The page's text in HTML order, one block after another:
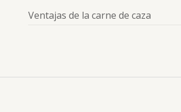
Ventajas de la carne de caza